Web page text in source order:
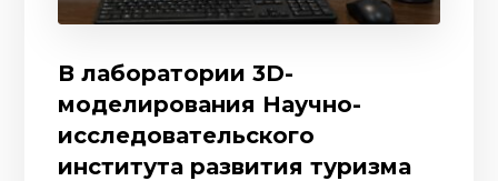
В лаборатории 3D-
моделирования Научно-
исследовательского
института развития туризма